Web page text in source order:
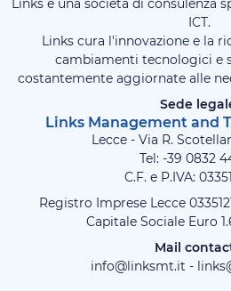
Links è una società di consulenza
ICT.
Links cura l'innovazione e la
cambiamenti tecnologici e
costantemente aggiornate alle
Sede
Links Management and
Lecce - Via R.
Tel: -39 0832
C.F. e P.IVA:
Registro Imprese Lecce
Capitale Sociale Euro
Mail
info@linksmt.it -